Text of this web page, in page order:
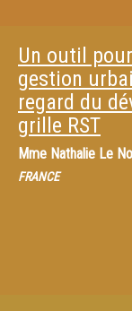
Un outil
gestion
regard du
grille RST
Mme Nathalie Le
FRANCE